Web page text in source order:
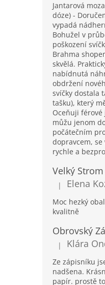
Jantarová
dóze) -
vypadá
Bohužel v
poškození
Brahma
skvělá.
nabídnutá
obdržení
svíčky dostala
tašku), který
Oceňuji férové
můžu jenom
počátečním
dopravcem, se
rychle a
Hodnocení
| Elena
Moc hezký
kvalitně
Hodnocení
| Klára
Ze zápisníku
nadšena.
papír. prostě